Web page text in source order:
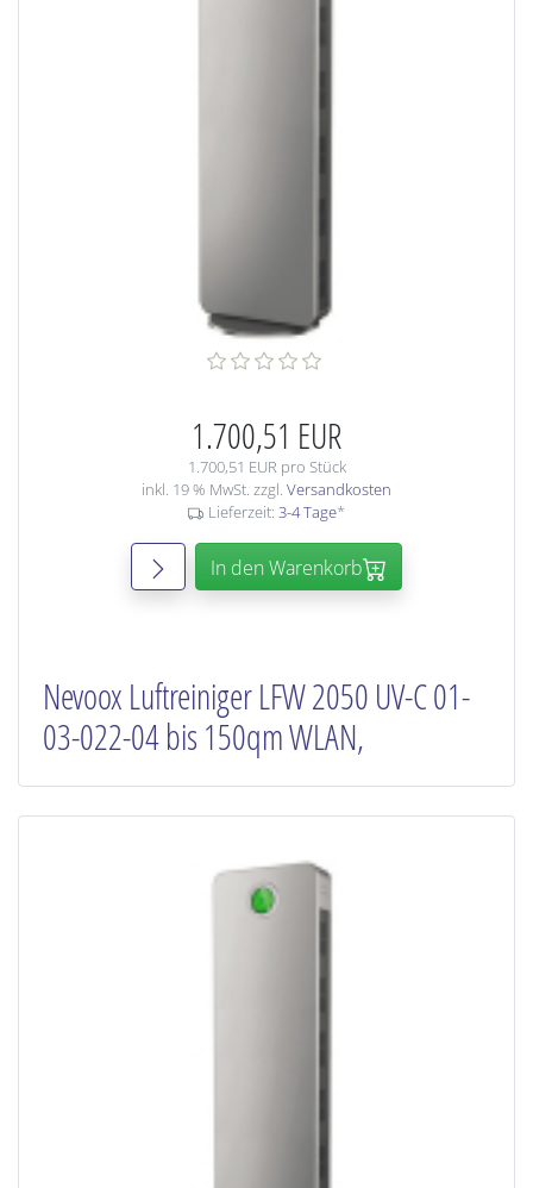
1.700,51 EUR
1.700,51 EUR pro Stück
inkl. 19 % MwSt. zzgl. Versandkosten
Lieferzeit: 3-4 Tage*
In den Warenkorb
Nevoox Luftreiniger LFW 2050 UV-C 01-
03-022-04 bis 150qm WLAN,